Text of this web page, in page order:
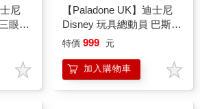
尼
眼怪
【Paladone UK】迪士尼
Disney 玩具總動員 巴斯光
年造型 ICON小夜燈
特價 999 元
加入購物車